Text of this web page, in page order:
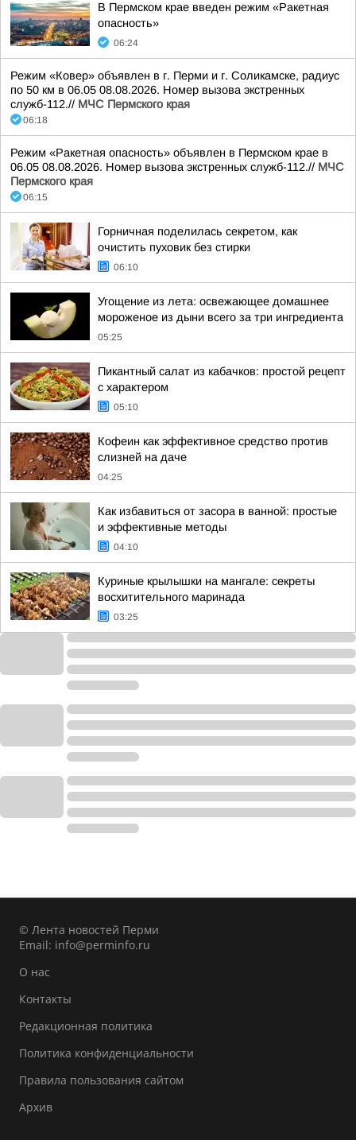
В Пермском крае введен режим «Ракетная
опасность»
06:24
Режим «Ковер» объявлен в г. Перми и г. Соликамске, радиус
по 50 км в 06.05 08.08.2026. Номер вызова экстренных
служб-112.// МЧС Пермского края
06:18
Режим «Ракетная опасность» объявлен в Пермском крае в
06.05 08.08.2026. Номер вызова экстренных служб-112.// МЧС
Пермского края
06:15
Горничная поделилась секретом, как
очистить пуховик без стирки
06:10
Угощение из лета: освежающее домашнее
мороженое из дыни всего за три ингредиента
05:25
Пикантный салат из кабачков: простой рецепт
с характером
05:10
Кофеин как эффективное средство против
слизней на даче
04:25
Как избавиться от засора в ванной: простые
и эффективные методы
04:10
Куриные крылышки на мангале: секреты
восхитительного маринада
03:25
© Лента новостей Перми
Email: info@perminfo.ru
О нас
Контакты
Редакционная политика
Политика конфиденциальности
Правила пользования сайтом
Архив